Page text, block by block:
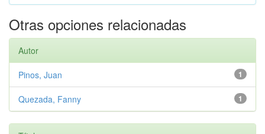
Otras opciones relacionadas
Autor
1
Pinos, Juan
1
Quezada, Fanny